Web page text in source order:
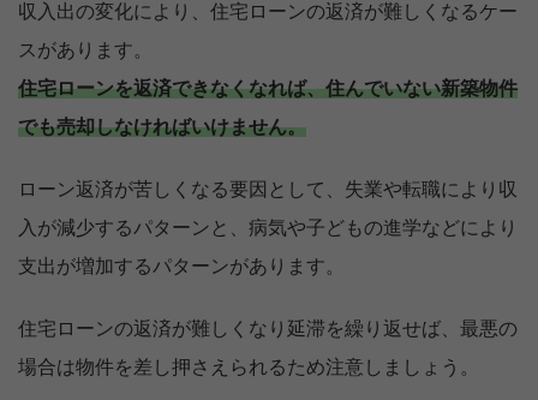
収入出の変化により、住宅ローンの返済が難しくなるケー
スがあります。
住宅ローンを返済できなくなれば、住んでいない新築物件
でも売却しなければいけません。
ローン返済が苦しくなる要因として、失業や転職により収
入が減少するパターンと、病気や子どもの進学などにより
支出が増加するパターンがあります。
住宅ローンの返済が難しくなり延滞を繰り返せば、最悪の
場合は物件を差し押さえられるため注意しましょう。